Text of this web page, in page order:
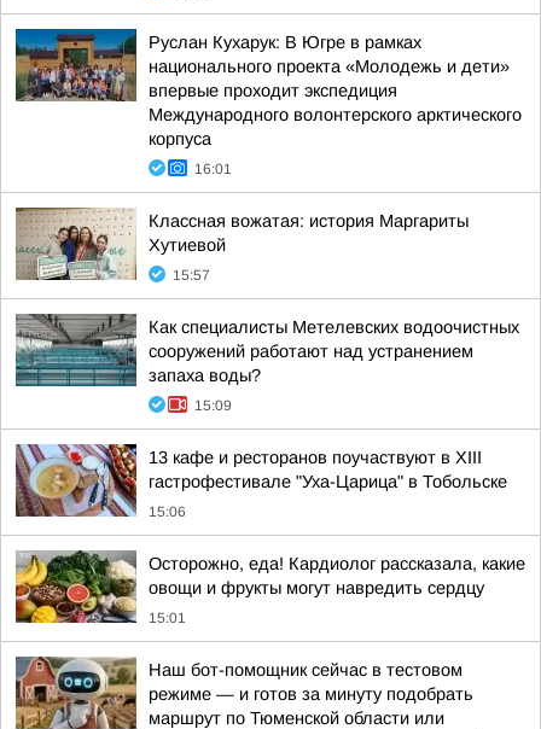
Руслан Кухарук: В Югре в рамках
национального проекта «Молодежь и дети»
впервые проходит экспедиция
Международного волонтерского арктического
корпуса
16:01
Классная вожатая: история Маргариты
Хутиевой
15:57
Как специалисты Метелевских водоочистных
сооружений работают над устранением
запаха воды?
15:09
13 кафе и ресторанов поучаствуют в XIII
гастрофестивале "Уха-Царица" в Тобольске
15:06
Осторожно, еда! Кардиолог рассказала, какие
овощи и фрукты могут навредить сердцу
15:01
Наш бот-помощник сейчас в тестовом
режиме — и готов за минуту подобрать
маршрут по Тюменской области или